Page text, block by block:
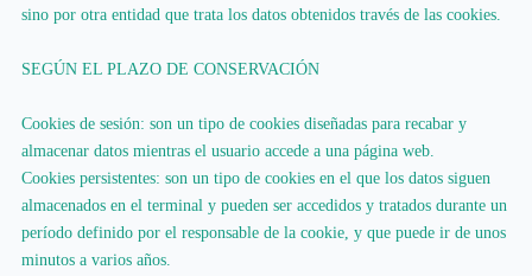
sino por otra entidad que trata los datos obtenidos través de las cookies.
SEGÚN EL PLAZO DE CONSERVACIÓN
Cookies de sesión: son un tipo de cookies diseñadas para recabar y
almacenar datos mientras el usuario accede a una página web.
Cookies persistentes: son un tipo de cookies en el que los datos siguen
almacenados en el terminal y pueden ser accedidos y tratados durante un
período definido por el responsable de la cookie, y que puede ir de unos
minutos a varios años.